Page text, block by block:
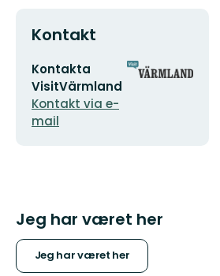
Kontakt
E-
mailadresse
Kontakta
VisitVärmland
Kontakt via e-
mail
Organisationens
Jeg har været her
Jeg har været her